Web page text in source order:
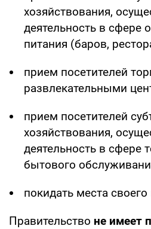
хозяйствования,
деятельность в сфере
питания (баров,
прием посетителей
развлекательными
прием посетителей
хозяйствования,
деятельность в сфере
бытового
покидать места
Правительство не имеет